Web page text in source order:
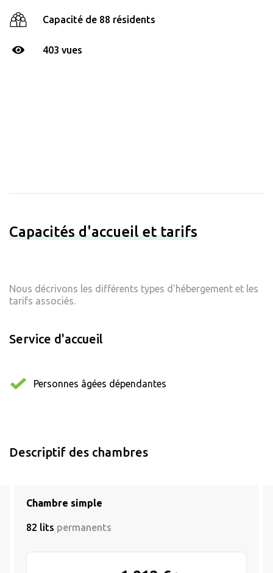
Capacité de 88 résidents
403 vues
Capacités d'accueil et tarifs
Nous décrivons les différents types d'hébergement et les
tarifs associés.
Service d'accueil
Personnes âgées dépendantes
Descriptif des chambres
Chambre simple
82 lits permanents